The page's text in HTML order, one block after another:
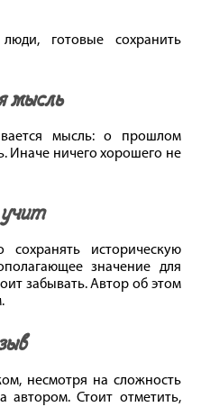
готовые сохранить
мысль
мысль: о прошлом
Иначе ничего хорошего не
историческую
значение для
забывать. Автор об этом
несмотря на сложность
автором. Стоит отметить,